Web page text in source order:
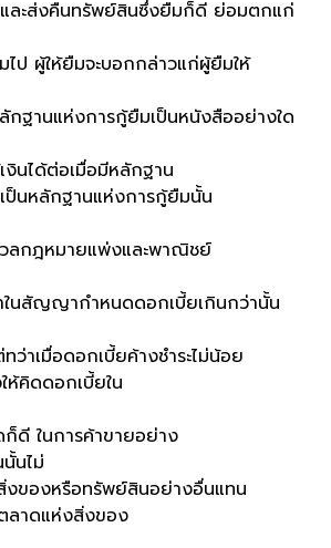
งคืนทรัพย์สินซึ่งยืมก็ดี ย่อมตกแก่
ให้ยืมจะบอกกล่าวแก่ผู้ยืมให้
แห่งการกู้ยืมเป็นหนังสืออย่างใด
ได้ต่อเมื่อมีหลักฐาน
ป็นหลักฐานแห่งการกู้ยืมนั้น
กฎหมายแพ่งและพาณิชย์
ญญากำหนดดอกเบี้ยเกินกว่านั้น
มื่อดอกเบี้ยค้างชำระไม่น้อย
คิดดอกเบี้ยใน
นการค้าขายอย่าง
นไม่
งหรือทรัพย์สินอย่างอื่นแทน
ตลาดแห่งสิ่งของ